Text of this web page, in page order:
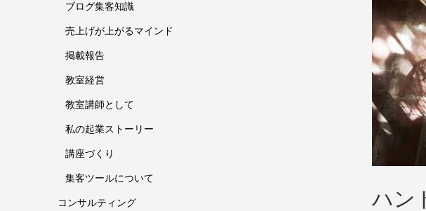
ハン
ブログ集客知識
売上げが上がるマインド
掲載報告
教室経営
教室講師として
私の起業ストーリー
講座づくり
集客ツールについて
コンサルティング